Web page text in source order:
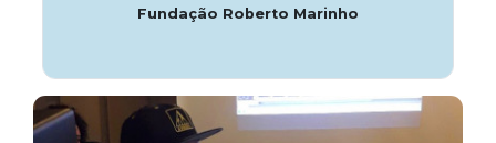
Fundação Roberto Marinho